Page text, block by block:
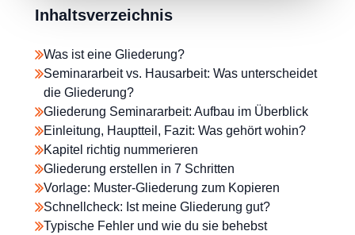
Inhaltsverzeichnis
Was ist eine Gliederung?
Seminararbeit vs. Hausarbeit: Was unterscheidet
die Gliederung?
Gliederung Seminararbeit: Aufbau im Überblick
Einleitung, Hauptteil, Fazit: Was gehört wohin?
Kapitel richtig nummerieren
Gliederung erstellen in 7 Schritten
Vorlage: Muster-Gliederung zum Kopieren
Schnellcheck: Ist meine Gliederung gut?
Typische Fehler und wie du sie behebst